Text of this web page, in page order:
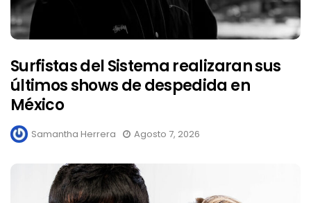
Surfistas del Sistema realizaran sus
últimos shows de despedida en
México
Samantha Herrera Agosto 7, 2026